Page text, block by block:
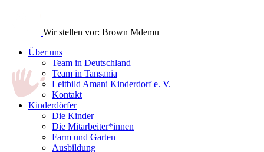
Wir stellen vor: Brown Mdemu
Über uns
Team in Deutschland
Team in Tansania
Leitbild Amani Kinderdorf e. V.
Kontakt
Kinderdörfer
Die Kinder
Die Mitarbeiter*innen
Farm und Garten
Ausbildung